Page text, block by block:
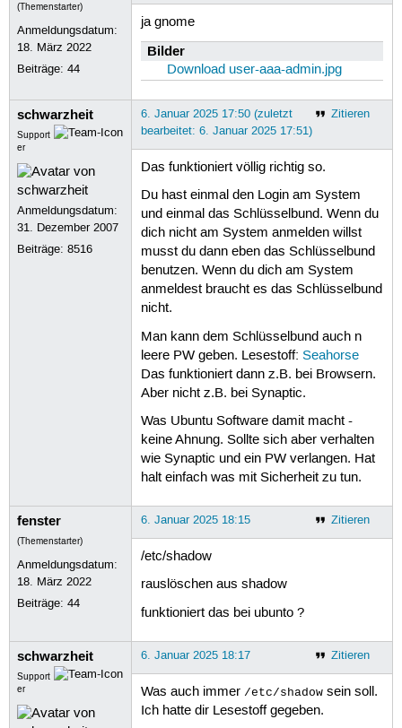
(Themenstarter)
Anmeldungsdatum:
18. März 2022
Beiträge:44
ja gnome
Bilder
Download user-aaa-admin.jpg
schwarzheit
Support
er
Anmeldungsdatum:
31. Dezember 2007
Beiträge:8516
Zitieren
6. Januar 2025 17:50 (zuletzt
bearbeitet: 6. Januar 2025 17:51)
Das funktioniert völlig richtig so.
Du hast einmal den Login am System
und einmal das Schlüsselbund. Wenn du
dich nicht am System anmelden willst
musst du dann eben das Schlüsselbund
benutzen. Wenn du dich am System
anmeldest braucht es das Schlüsselbund
nicht.
Man kann dem Schlüsselbund auch n
leere PW geben. Lesestoff: Seahorse
Das funktioniert dann z.B. bei Browsern.
Aber nicht z.B. bei Synaptic.
Was Ubuntu Software damit macht -
keine Ahnung. Sollte sich aber verhalten
wie Synaptic und ein PW verlangen. Hat
halt einfach was mit Sicherheit zu tun.
fenster
(Themenstarter)
Anmeldungsdatum:
18. März 2022
Beiträge:44
Zitieren
6. Januar 2025 18:15
/etc/shadow
rauslöschen aus shadow
funktioniert das bei ubunto ?
schwarzheit
Support
er
Zitieren
6. Januar 2025 18:17
Was auch immer /etc/shadowsein soll.
Ich hatte dir Lesestoff gegeben.